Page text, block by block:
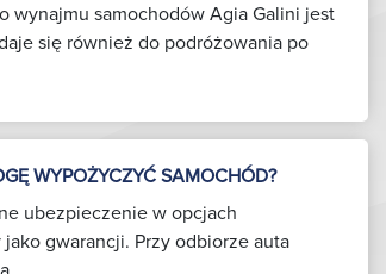
wynajmu samochodów Agia Galini jest
się również do podróżowania po
WYPOŻYCZYĆ SAMOCHÓD?
ubezpieczenie w opcjach
gwarancji. Przy odbiorze auta